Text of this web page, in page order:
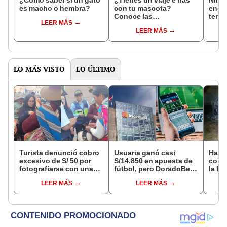
es macho o hembra?
LEER MÁS
con tu mascota?
Conoce las
debes seguir para hacer
el trámite
LEER MÁS
LO MÁS VISTO LO ÚLTIMO
Turista denunció cobro
excesivo de S/ 50 por
fotografiarse con una
Serenazgo recuperó el
dinero
LEER MÁS
Usuaria ganó casi
S/14.850 en apuesta de
fútbol, pero DoradoBet
Indecopi multó a la
empresa con más de S/
LEER MÁS
la